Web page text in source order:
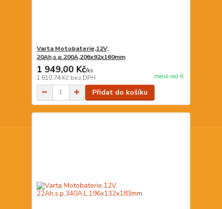
Varta Motobaterie,12V,
20Ah,s.p.200A,206x92x160mm
1 949,00 Kč/ks
1 610,74 Kč bez DPH méně než 6
Přidat do košíku